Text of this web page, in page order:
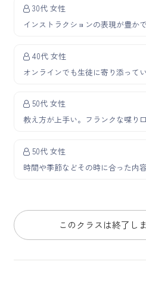
30代 女性
インストラクションの表現が豊か
40代 女性
オンラインでも生徒に寄り添って
50代 女性
教え方が上手い。フランクな喋り
50代 女性
時間や季節などその時に合った内
このクラスは終了し